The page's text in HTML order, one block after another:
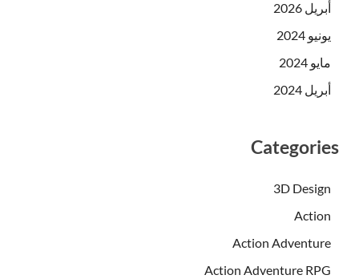
أبريل 2026
يونيو 2024
مايو 2024
أبريل 2024
Categories
3D Design
Action
Action Adventure
Action Adventure RPG